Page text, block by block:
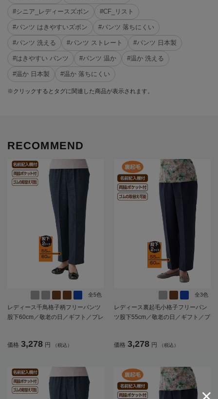
#シニア_レディースズボン #CF_リスト
#パンツ はきやすいズボン #パンツ 落ちにくい
#パンツ 洗える #パンツ ストレート #パンツ 日本製
#はきやすい パンツ #パンツ 温か #温か 洗える
#温か 日本製 #温か 落ちにくい
※クリックするとタグに関連した商品が表示されます。
RECOMMEND
全5色
レディース千鳥格子柄フリーパンツ
股下60cm／敬老の日／ギフト／プレ
価格 3,278 円 （税込）
全3色
レディース裏起毛小格子フリーパン
ツ股下55cm／敬老の日／ギフト／プ
価格 3,278 円 （税込）